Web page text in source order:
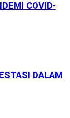
COVID-
DALAM